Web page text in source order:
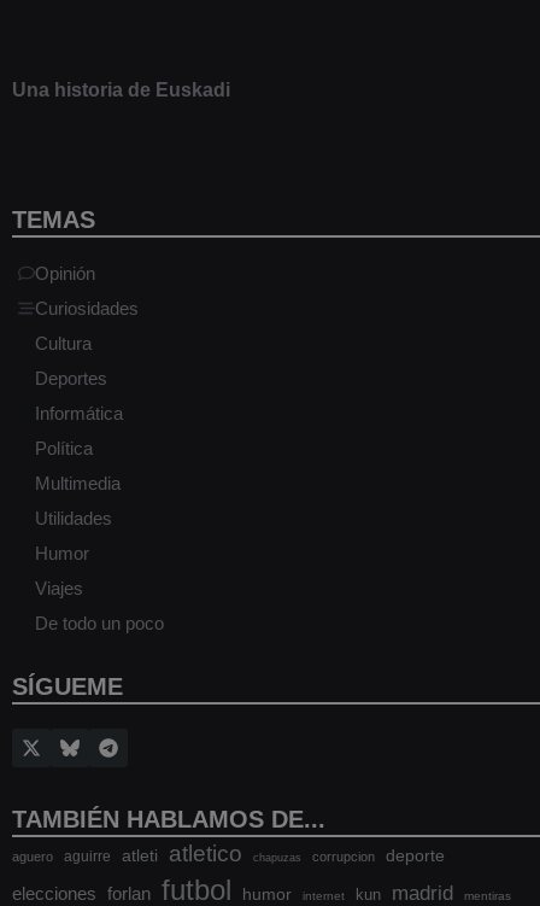
Una historia de Euskadi
TEMAS
Opinión
Curiosidades
Cultura
Deportes
Informática
Política
Multimedia
Utilidades
Humor
Viajes
De todo un poco
SÍGUEME
TAMBIÉN HABLAMOS DE...
aguero aguirre atleti atletico chapuzas corrupcion deporte
elecciones forlan futbol humor internet kun madrid mentiras